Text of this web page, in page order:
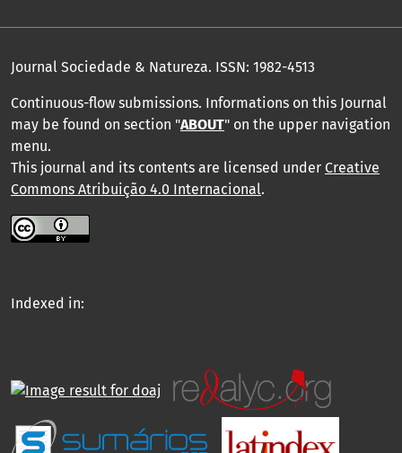
Journal Sociedade & Natureza. ISSN: 1982-4513
Continuous-flow submissions. Informations on this Journal
may be found on section "ABOUT" on the upper navigation
menu.
This journal and its contents are licensed under Creative
Commons Atribuição 4.0 Internacional.
Indexed in: